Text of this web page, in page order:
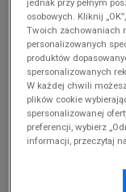
NIKE SPODNIE W
CARGO
Produkt pochodzi z
sezonów lub z
89,99 zł
jednak przy pełnym
osobowych. Kliknij
Twoich zachowaniach
personalizowanych
produktów
spersonalizowanych
W każdej chwili
plików cookie
spersonalizowanej
preferencji, wybierz
informacji, przeczytaj